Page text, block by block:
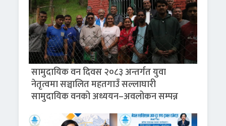
सामुदायिक वन दिवस २०८३ अन्तर्गत युवा
नेतृत्वमा सञ्चालित महतगाउँ सल्लाघारी
सामुदायिक वनको अध्ययन–अवलोकन सम्पन्न